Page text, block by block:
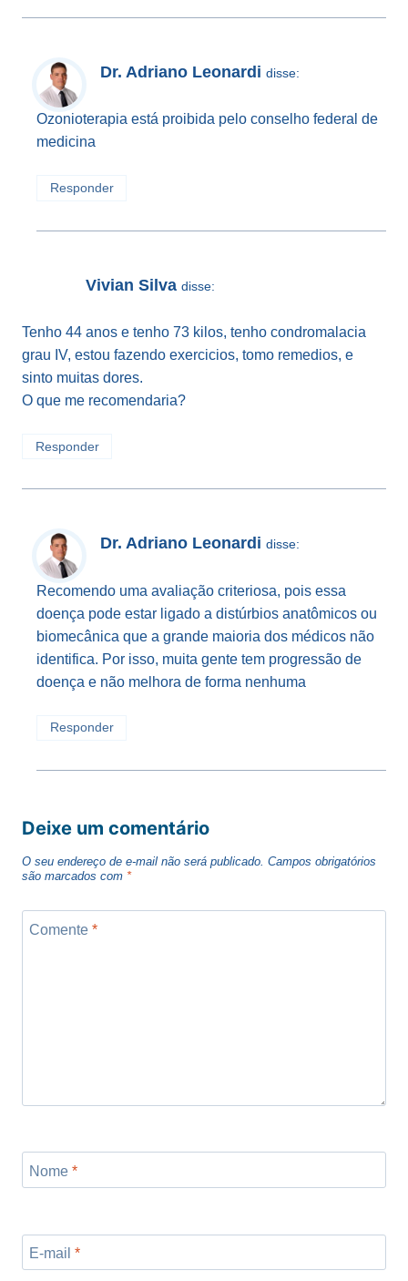
Dr. Adriano Leonardi disse:
Ozonioterapia está proibida pelo conselho federal de
medicina
Responder
Vivian Silva disse:
Tenho 44 anos e tenho 73 kilos, tenho condromalacia
grau IV, estou fazendo exercicios, tomo remedios, e
sinto muitas dores.
O que me recomendaria?
Responder
Dr. Adriano Leonardi disse:
Recomendo uma avaliação criteriosa, pois essa
doença pode estar ligado a distúrbios anatômicos ou
biomecânica que a grande maioria dos médicos não
identifica. Por isso, muita gente tem progressão de
doença e não melhora de forma nenhuma
Responder
Deixe um comentário
O seu endereço de e-mail não será publicado. Campos obrigatórios
são marcados com *
Comente *
Nome *
E-mail *